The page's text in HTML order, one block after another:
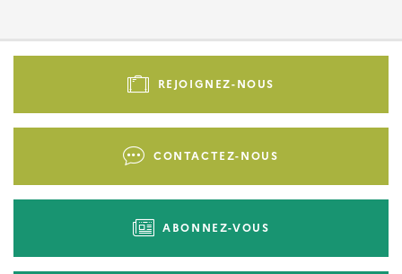
Pied
-
REJOIGNEZ-NOUS
CONTACTEZ-NOUS
ABONNEZ-VOUS